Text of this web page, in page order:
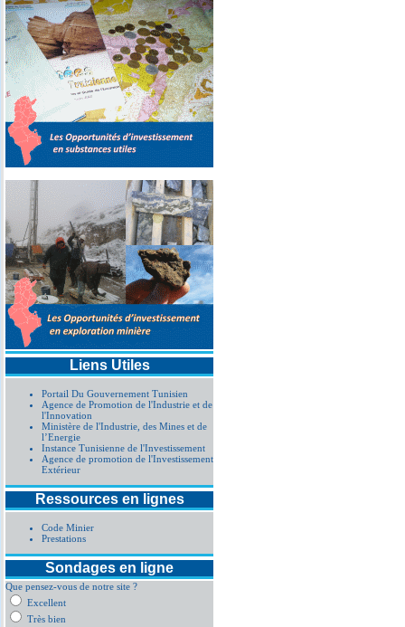
Liens Utiles
Portail Du Gouvernement Tunisien
Agence de Promotion de l'Industrie et de
l'Innovation
Ministère de l'Industrie, des Mines et de
l’Energie
Instance Tunisienne de l'Investissement
Agence de promotion de l'Investissement
Extérieur
Ressources en lignes
Code Minier
Prestations
Sondages en ligne
Que pensez-vous de notre site ?
Excellent
Très bien